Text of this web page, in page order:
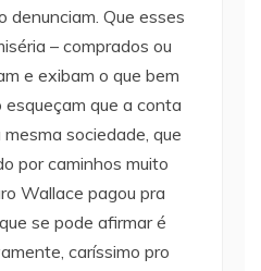
denunciam. Que esses
– comprados ou
e exibam o que bem
que a conta
sociedade, que
por caminhos muito
Wallace pagou pra
se pode afirmar é
caríssimo pro